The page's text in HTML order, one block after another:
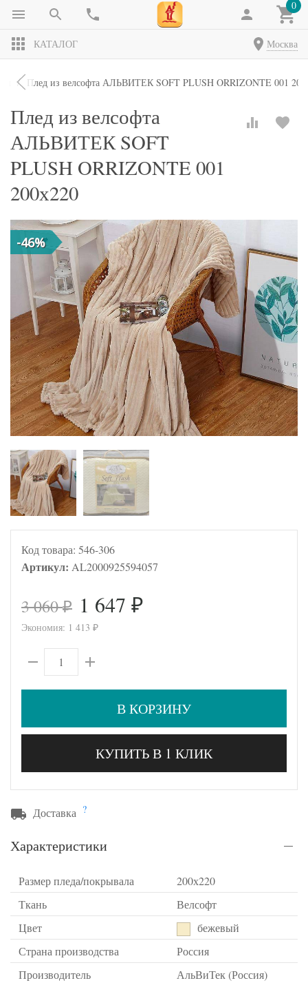
0
КАТАЛОГ Москва
Плед из велсофта АЛЬВИТЕК SOFT PLUSH ORRIZONTE 001
Плед из велсофта
АЛЬВИТЕК SOFT
PLUSH ORRIZONTE 001
200х220
-46%
Код товара: 546-306
Артикул: AL2000925594057
3 060₽ 1 647 ₽
Экономия: 1 413 ₽
В КОРЗИНУ
КУПИТЬ В 1 КЛИК
Доставка ?
Характеристики
Размер пледа/покрывала
200х220
Ткань
Велсофт
Цвет
бежевый
Страна производства
Россия
Производитель
АльВиТек (Россия)